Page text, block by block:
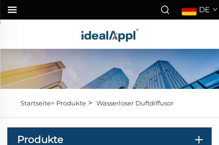
DE
Startseite> Produkte> Wasserloser Duftdiffusor
Produkte